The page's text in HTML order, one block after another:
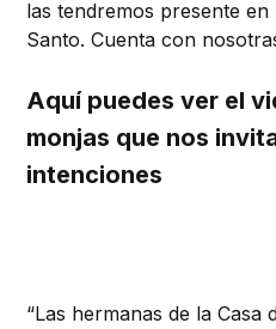
las tendremos presente en
Santo. Cuenta con
Aquí puedes ver el
monjas que nos
intenciones
“Las hermanas de la Casa